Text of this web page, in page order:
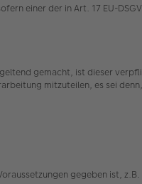
einer der in Art. 17 EU-
gemacht, ist dieser
mitzuteilen, es sei
gegeben ist,